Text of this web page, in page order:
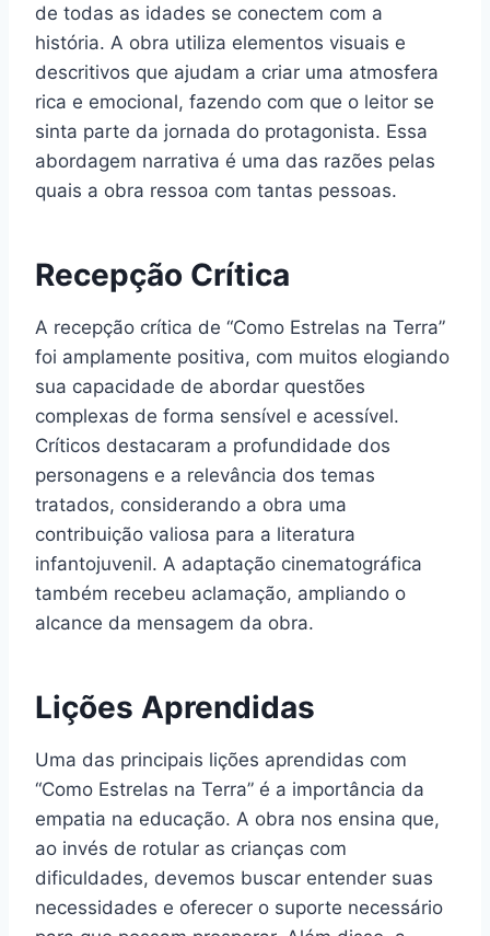
de todas as idades se conectem com a
história. A obra utiliza elementos visuais e
descritivos que ajudam a criar uma atmosfera
rica e emocional, fazendo com que o leitor se
sinta parte da jornada do protagonista. Essa
abordagem narrativa é uma das razões pelas
quais a obra ressoa com tantas pessoas.
Recepção Crítica
A recepção crítica de “Como Estrelas na Terra”
foi amplamente positiva, com muitos elogiando
sua capacidade de abordar questões
complexas de forma sensível e acessível.
Críticos destacaram a profundidade dos
personagens e a relevância dos temas
tratados, considerando a obra uma
contribuição valiosa para a literatura
infantojuvenil. A adaptação cinematográfica
também recebeu aclamação, ampliando o
alcance da mensagem da obra.
Lições Aprendidas
Uma das principais lições aprendidas com
“Como Estrelas na Terra” é a importância da
empatia na educação. A obra nos ensina que,
ao invés de rotular as crianças com
dificuldades, devemos buscar entender suas
necessidades e oferecer o suporte necessário